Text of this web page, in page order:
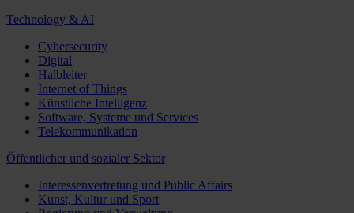
Technology & AI
Cybersecurity
Digital
Halbleiter
Internet of Things
Künstliche Intelligenz
Software, Systeme und Services
Telekommunikation
Öffentlicher und sozialer Sektor
Interessenvertretung und Public Affairs
Kunst, Kultur und Sport